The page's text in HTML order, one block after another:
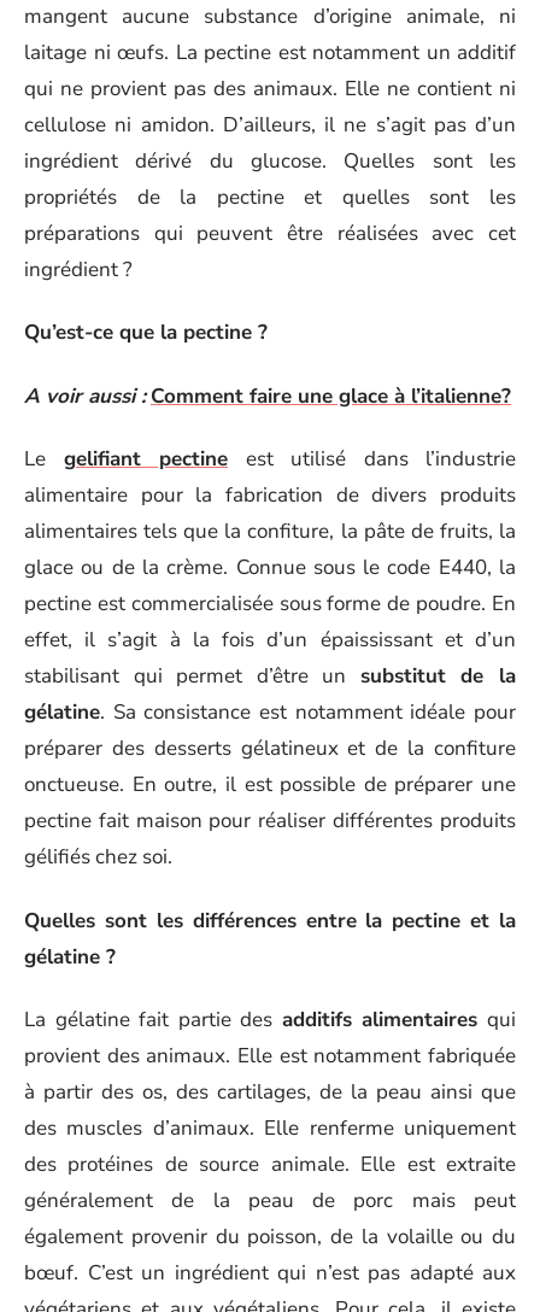
mangent aucune substance d’origine animale, ni
laitage ni œufs. La pectine est notamment un additif
qui ne provient pas des animaux. Elle ne contient ni
cellulose ni amidon. D’ailleurs, il ne s’agit pas d’un
ingrédient dérivé du glucose. Quelles sont les
propriétés de la pectine et quelles sont les
préparations qui peuvent être réalisées avec cet
ingrédient ?
Qu’est-ce que la pectine ?
A voir aussi : Comment faire une glace à l’italienne?
Le gelifiant pectine est utilisé dans l’industrie
alimentaire pour la fabrication de divers produits
alimentaires tels que la confiture, la pâte de fruits, la
glace ou de la crème. Connue sous le code E440, la
pectine est commercialisée sous forme de poudre. En
effet, il s’agit à la fois d’un épaississant et d’un
stabilisant qui permet d’être un substitut de la
gélatine. Sa consistance est notamment idéale pour
préparer des desserts gélatineux et de la confiture
onctueuse. En outre, il est possible de préparer une
pectine fait maison pour réaliser différentes produits
gélifiés chez soi.
Quelles sont les différences entre la pectine et la
gélatine ?
La gélatine fait partie des additifs alimentaires qui
provient des animaux. Elle est notamment fabriquée
à partir des os, des cartilages, de la peau ainsi que
des muscles d’animaux. Elle renferme uniquement
des protéines de source animale. Elle est extraite
généralement de la peau de porc mais peut
également provenir du poisson, de la volaille ou du
bœuf. C’est un ingrédient qui n’est pas adapté aux